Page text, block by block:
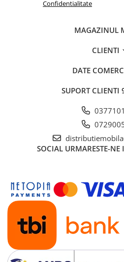
Confidentialitate
MAGAZINUL
CLIENTI
DATE
SUPORT CLIENTI
SOCIAL URMARESTE-